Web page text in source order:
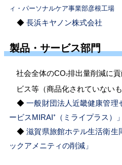
ィ・パーソナルケア事業部彦根工場
◆ 長浜キヤノン株式会社
製品・サービス部門
社会全体のCO2排出量削減に
ビス等（商品化されていない
◆一般財団法人近畿健康管理
ービスMIRAI ⁺ （ ミライプラス ）
」
◆滋賀県旅館ホテル生活衛生
ックアメニティの削減」